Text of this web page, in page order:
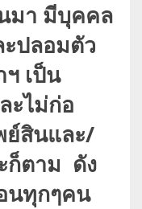
มา มีบุคคล
ปลอมตัว
เป็น
ะไม่ก่อ
ย์สินและ/
ก็ตาม ดัง
นทุกๆคน